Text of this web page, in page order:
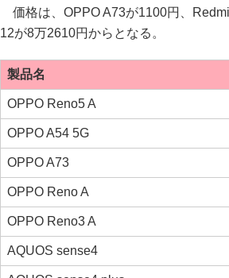
価格は、OPPO A73が1100円、
12が8万2610円からとなる。
製品名
OPPO Reno5 A
OPPO A54 5G
OPPO A73
OPPO Reno A
OPPO Reno3 A
AQUOS sense4